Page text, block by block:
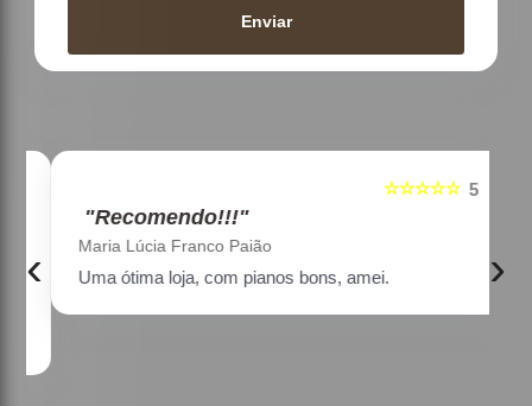
Enviar
5
☆☆☆☆☆
"Recomendo!!!"
Maria Lúcia Franco Paião
Uma ótima loja, com pianos bons, amei.
‹ ›